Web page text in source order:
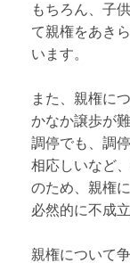
もちろん、子
て親権をあき
います。
また、親権に
かなか譲歩が
調停でも、調
相応しいなど
のため、親権
必然的に不成
親権について